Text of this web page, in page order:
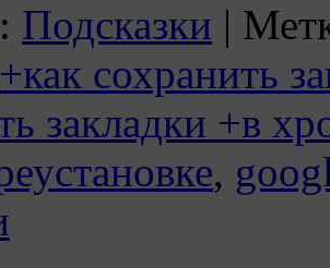
Подсказки |
+как сохранить
закладки +в
,